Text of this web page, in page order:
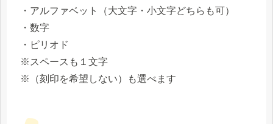
・アルファベット（大文字・小文字どちらも可）
・数字
・ピリオド
※スペースも１文字
※（刻印を希望しない）も選べます